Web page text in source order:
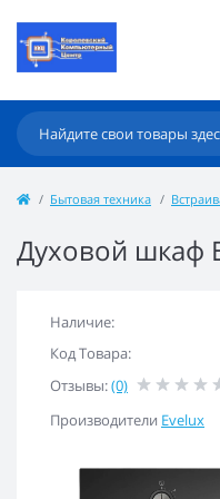
Бытовая техника
Духовой шкаф
Наличие:
Код Товара:
Отзывы:(0)
Производители Evelux